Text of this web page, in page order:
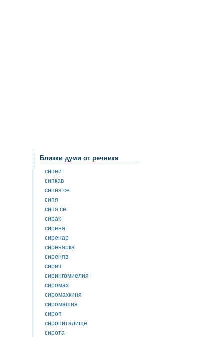
Близки думи от речника
сипей
сипкав
сипна се
сипя
сипя се
сирак
сирена
сиренар
сиренарка
сиреняв
сиреч
сирингомиелия
сиромах
сиромахкиня
сиромашия
сироп
сиропиталище
сирота